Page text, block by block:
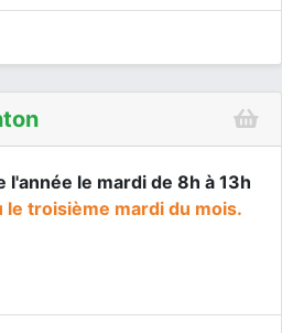
l'année le mardi de 8h à 13h
le troisième mardi du mois.